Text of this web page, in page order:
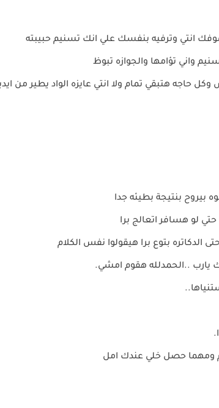
انتي وترفيه بنفسك علي انك تسنيم حبيبته
واني تؤامها والجوازه تبوظ
هتبقي تمام ولا انتي عايزه الواد يطير من
بنتيجة بطيئه جدا
لو هسافر اتعالج برا
الدكاتره بتوع برا هيقولوا نفس الكلام
..الحمدلله هقوم امشي.
ومهما حصل خلي عندك امل